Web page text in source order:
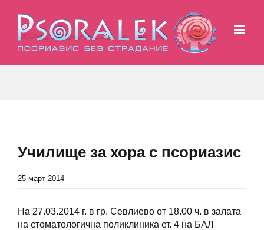
content
Училище за хора с псориазис
25 март 2014
На 27.03.2014 г. в гр. Севлиево от 18.00 ч. в залата
на стоматологична поликлиника ет. 4 на БАЛ